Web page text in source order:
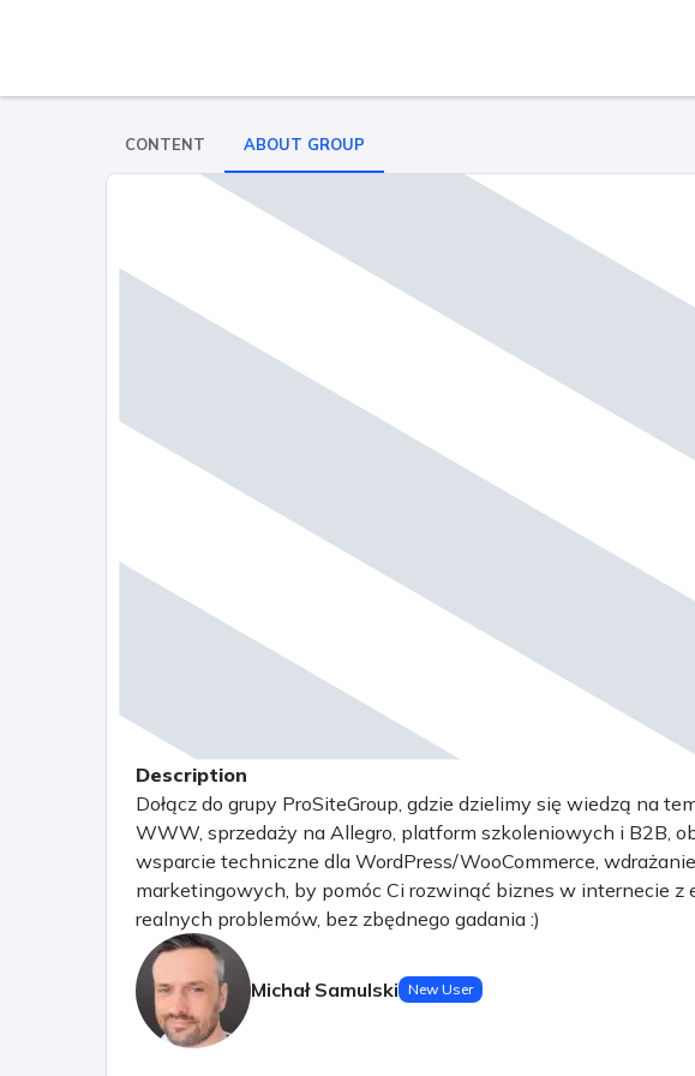
CONTENT ABOUT GROUP
Description
Dołącz do grupy ProSiteGroup, gdzie dzielimy się wiedzą na
WWW, sprzedaży na Allegro, platform szkoleniowych i B2B,
wsparcie techniczne dla WordPress/WooCommerce,
marketingowych, by pomóc Ci rozwinąć biznes w internecie z
realnych problemów, bez zbędnego gadania :)
Michał Samulski New User